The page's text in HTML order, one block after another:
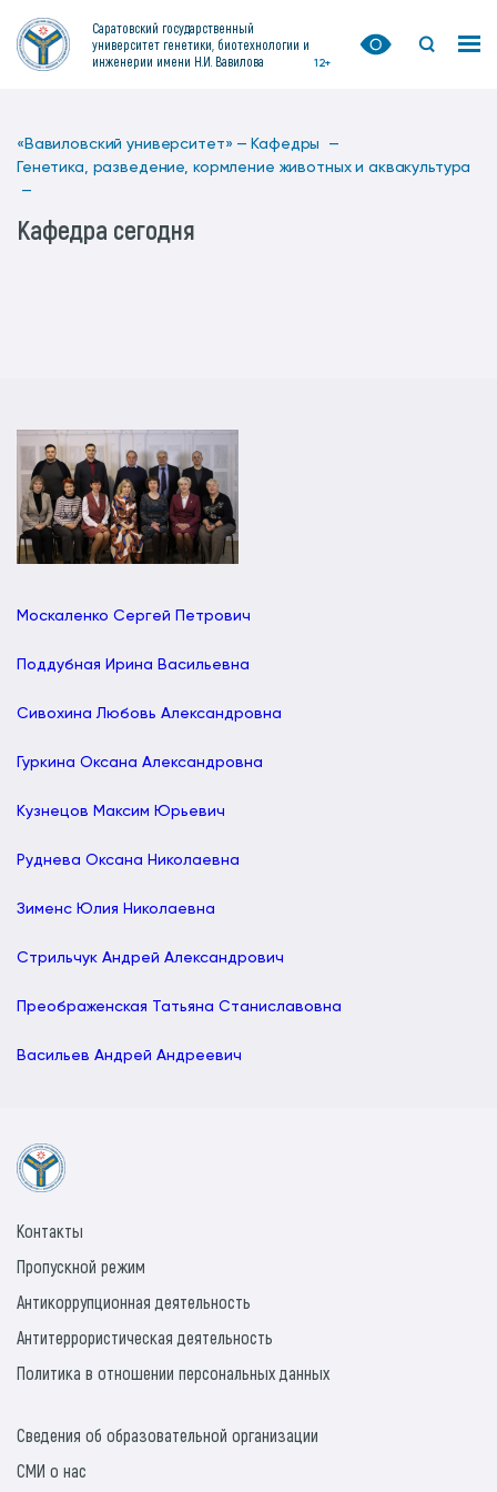
Саратовский государственный
университет генетики, биотехнологии и
инженерии имени Н.И. Вавилова
12+
«Вавиловский университет» — Кафедры —
Генетика, разведение, кормление животных и аквакультура
—
Кафедра сегодня
Москаленко Сергей Петрович
Поддубная Ирина Васильевна
Сивохина Любовь Александровна
Гуркина Оксана Александровна
Кузнецов Максим Юрьевич
Руднева Оксана Николаевна
Зименс Юлия Николаевна
Стрильчук Андрей Александрович
Преображенская Татьяна Станиславовна
Васильев Андрей Андреевич
Контакты
Пропускной режим
Антикоррупционная деятельность
Антитеррористическая деятельность
Политика в отношении персональных данных
Сведения об образовательной организации
СМИ о нас